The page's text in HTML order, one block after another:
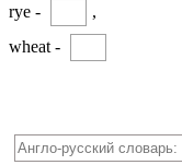
rye -
,
wheat -